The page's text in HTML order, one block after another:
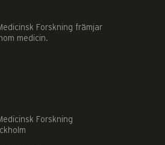
Forskning främjar
medicin.
Forskning